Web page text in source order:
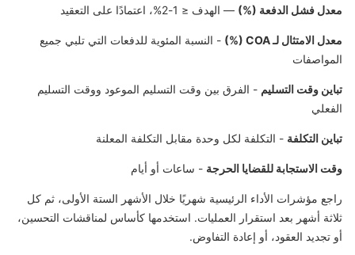
معدل فشل الدفعة (%) — الهدف ≤ 1-2%، اعتمادًا على التعقيد
معدل الامتثال لـ COA (%)
- النسبة المئوية للدفعات التي تلبي جميع
المواصفات
تباين وقت التسليم - الفرق بين وقت التسليم الموعود ووقت التسليم
الفعلي
تباين التكلفة - التكلفة لكل وحدة مقابل التكلفة المعلنة
وقت الاستجابة للقضايا الحرجة - ساعات أو أيام
راجع مؤشرات الأداء الرئيسية شهريًا خلال الأشهر الستة الأولى، ثم كل
ثلاثة أشهر بعد استقرار العمليات. استخدمها كأساس لمناقشات التحسين،
أو تجديد العقود، أو إعادة التفاوض.